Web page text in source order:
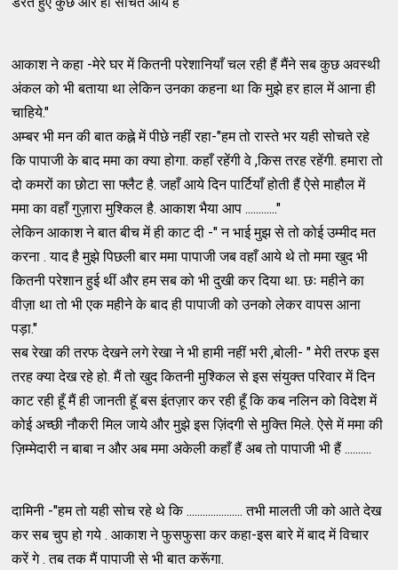
आकाश ने कहा -मेरे घर में कितनी परेशानियाँ चल रही हैं मैंने सब कुछ अवस्थी
अंकल को भी बताया था लेकिन उनका कहना था कि मुझे हर हाल में आना ही
चाहिये."
अम्बर भी मन की बात कह्ने में पीछे नहीं रहा-"हम तो रास्ते भर यही सोचते रहे
कि पापाजी के बाद ममा का क्या होगा. कहाँ रहेंगी वे ,किस तरह रहेंगी. हमारा तो
दो कमरों का छोटा सा फ्लैट है. जहाँ आये दिन पार्टियाँ होती हैं ऐसे माहौल में
ममा का वहाँ गुज़ारा मुश्किल है. आकाश भैया आप ............"
लेकिन आकाश ने बात बीच में ही काट दी -" न भाई मुझ से तो कोई उम्मीद मत
करना . याद है मुझे पिछली बार ममा पापाजी जब वहाँ आये थे तो ममा खुद भी
कितनी परेशान हुई थीं और हम सब को भी दुखी कर दिया था. छः महीने का
वीज़ा था तो भी एक महीने के बाद ही पापाजी को उनको लेकर वापस आना
पड़ा."
सब रेखा की तरफ देखने लगे रेखा ने भी हामी नहीं भरी ,बोली- " मेरी तरफ इस
तरह क्या देख रहे हो. मैं तो खुद कितनी मुश्किल से इस संयुक्त परिवार में दिन
काट रही हूँ मैं ही जानती हॅू बस इंतज़ार कर रही हूँ कि कब नलिन को विदेश में
कोई अच्छी नौकरी मिल जाये और मुझे इस ज़िंदगी से मुक्ति मिले. ऐसे में ममा की
ज़िम्मेदारी न बाबा न और अब ममा अकेली कहाँ हैं अब तो पापाजी भी हैं ..........
दामिनी -"हम तो यही सोच रहे थे कि ..................... तभी मालती जी को आते देख
कर सब चुप हो गये . आकाश ने फुसफुसा कर कहा-इस बारे में बाद में विचार
करें गे . तब तक मैं पापाजी से भी बात करूॅगा.